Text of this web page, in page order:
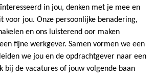
in jou, denken met je mee en
voor jou. Onze persoonlijke benadering,
en ons luisterend oor maken
fijne werkgever. Samen vormen we een
we jou en de opdrachtgever naar een
bij de vacatures of jouw volgende baan